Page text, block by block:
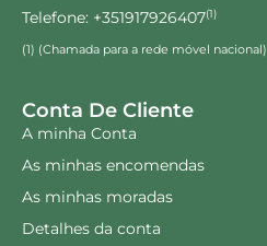
Telefone: +351917926407(1)
(1) (Chamada para a rede móvel nacional)
Conta De Cliente
A minha Conta
As minhas encomendas
As minhas moradas
Detalhes da conta